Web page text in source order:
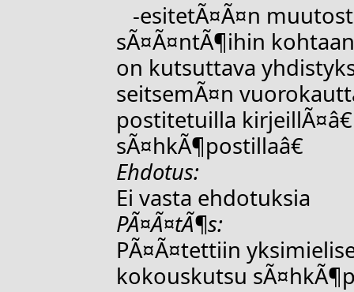
-esitetÃ¤Ã¤n
sÃ¤Ã¤ntÃ¶ihin
on kutsuttava
seitsemÃ¤n
postitetuilla
sÃ¤hkÃ¶postillaâ€
Ehdotus:
Ei vasta ehdotuksia
PÃ¤Ã¤tÃ¶s:
PÃ¤Ã¤tettiin
kokouskutsu